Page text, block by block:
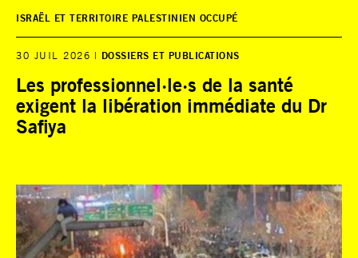
ISRAËL ET TERRITOIRE PALESTINIEN OCCUPÉ
30 JUIL 2026 DOSSIERS ET PUBLICATIONS
Les professionnel·le·s de la santé
exigent la libération immédiate du Dr
Safiya